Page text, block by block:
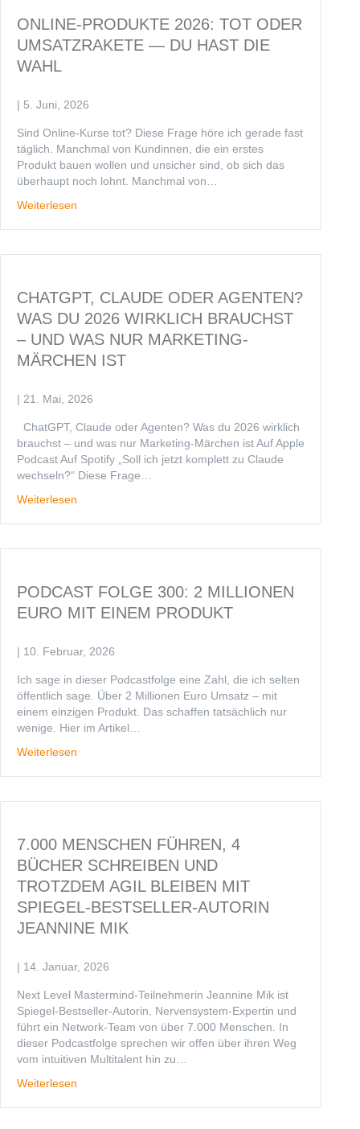
ONLINE-PRODUKTE 2026: TOT ODER
UMSATZRAKETE — DU HAST DIE
WAHL
| 5. Juni, 2026
Sind Online-Kurse tot? Diese Frage höre ich gerade fast
täglich. Manchmal von Kundinnen, die ein erstes
Produkt bauen wollen und unsicher sind, ob sich das
überhaupt noch lohnt. Manchmal von…
Weiterlesen
CHATGPT, CLAUDE ODER AGENTEN?
WAS DU 2026 WIRKLICH BRAUCHST
– UND WAS NUR MARKETING-
MÄRCHEN IST
| 21. Mai, 2026
ChatGPT, Claude oder Agenten? Was du 2026 wirklich
brauchst – und was nur Marketing-Märchen ist Auf Apple
Podcast Auf Spotify „Soll ich jetzt komplett zu Claude
wechseln?“ Diese Frage…
Weiterlesen
PODCAST FOLGE 300: 2 MILLIONEN
EURO MIT EINEM PRODUKT
| 10. Februar, 2026
Ich sage in dieser Podcastfolge eine Zahl, die ich selten
öffentlich sage. Über 2 Millionen Euro Umsatz – mit
einem einzigen Produkt. Das schaffen tatsächlich nur
wenige. Hier im Artikel…
Weiterlesen
7.000 MENSCHEN FÜHREN, 4
BÜCHER SCHREIBEN UND
TROTZDEM AGIL BLEIBEN MIT
SPIEGEL-BESTSELLER-AUTORIN
JEANNINE MIK
| 14. Januar, 2026
Next Level Mastermind-Teilnehmerin Jeannine Mik ist
Spiegel-Bestseller-Autorin, Nervensystem-Expertin und
führt ein Network-Team von über 7.000 Menschen. In
dieser Podcastfolge sprechen wir offen über ihren Weg
vom intuitiven Multitalent hin zu…
Weiterlesen